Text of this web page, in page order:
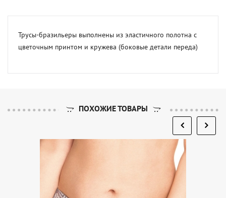
Трусы-бразильеры выполнены из эластичного полотна с
цветочным принтом и кружева (боковые детали переда)
ПОХОЖИЕ ТОВАРЫ